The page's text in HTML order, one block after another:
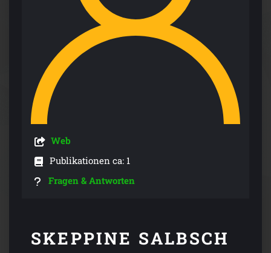
Web
Publikationen ca: 1
Fragen & Antworten
SKEPPINE SALBSCH